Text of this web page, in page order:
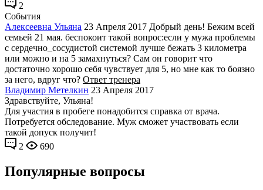
2
События
Алексеевна Ульяна 23 Апреля 2017 Добрый день! Бежим всей
семьей 21 мая. беспокоит такой вопрос:если у мужа проблемы
с сердечно_сосудистой системой лучше бежать 3 километра
или можно и на 5 замахнуться? Сам он говорит что
достаточно хорошо себя чувствует для 5, но мне как то боязно
за него, вдруг что? Ответ тренера
Владимир Метелкин 23 Апреля 2017
Здравствуйте, Ульяна!
Для участия в пробеге понадобится справка от врача.
Потребуется обследование. Муж сможет участвовать если
такой допуск получит!
2
690
Популярные вопросы